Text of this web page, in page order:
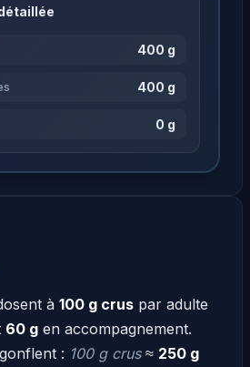
400 g
400 g
0 g
à 100 g crus par adulte
60 g en accompagnement.
: 100 g crus≈ 250 g